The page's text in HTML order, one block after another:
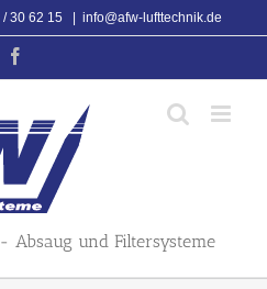
30 62 15 info@afw-lufttechnik.de
Absaug und Filtersysteme